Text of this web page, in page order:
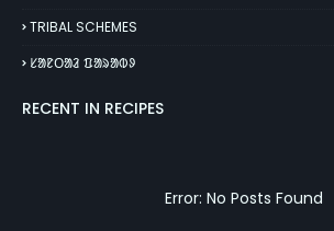
TRIBAL SCHEMES
ᱥᱟᱱᱛᱟᱲ ᱯᱟᱨᱟᱵᱽ
RECENT IN RECIPES
Error: No Posts Found